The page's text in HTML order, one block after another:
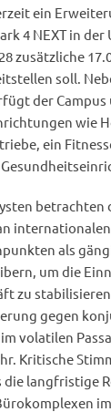
ein
4 NEXT in
zusätzliche
soll.
der
wie
ein
betrachten
internationalen
als
um die
zu
gegen
volatilen
Kritische
die langfristige